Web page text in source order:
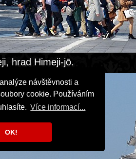
návštěvnosti a
cookie. Používáním
Více informací...
OK!
hrad Himeji-jō.